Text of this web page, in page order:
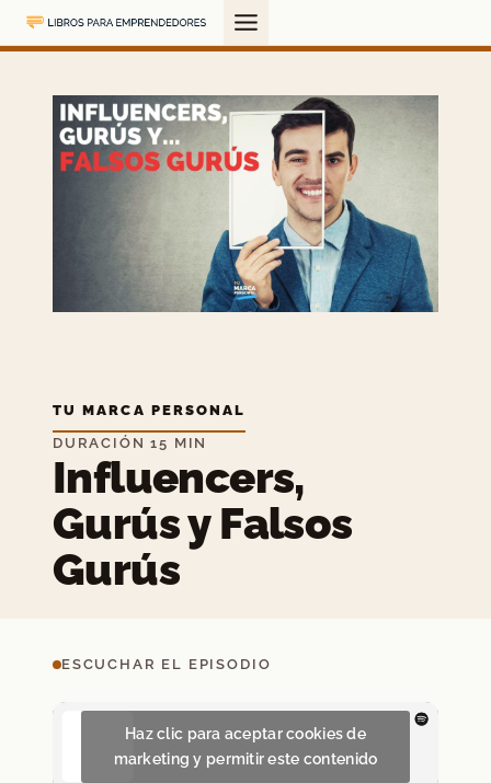
Saltar
al
TU MARCA PERSONAL
DURACIÓN 15 MIN
Influencers,
Gurús y Falsos
Gurús
ESCUCHAR EL EPISODIO
Haz clic para aceptar cookies de
marketing y permitir este contenido